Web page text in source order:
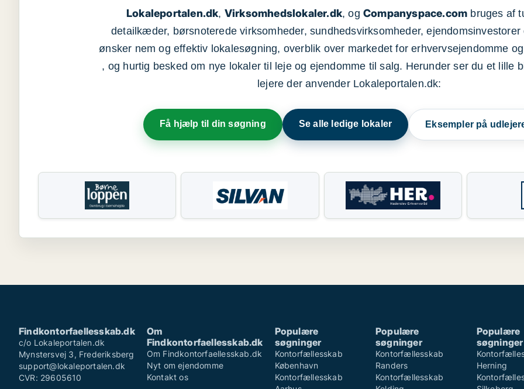
Lokaleportalen.dk, Virksomhedslokaler.dk, og Companyspace.com bruges af
detailkæder, børsnoterede virksomheder, sundhedsvirksomheder, ejendomsinvestorer
ønsker nem og effektiv lokalesøgning, overblik over markedet for erhvervsejendomme
, og hurtig besked om nye lokaler til leje og ejendomme til salg. Herunder ser du et lille
lejere der anvender Lokaleportalen.dk:
Få hjælp til din søgning Se alle ledige lokaler Eksempler på
Findkontorfaellesskab.dk
c/o Lokaleportalen.dk
Mynstersvej 3, Frederiksberg
support@lokaleportalen.dk
CVR: 29605610
Om
Findkontorfaellesskab.dk
Om Findkontorfaellesskab.dk
Nyt om ejendomme
Kontakt os
Populære
søgninger
Kontorfællesskab
København
Kontorfællesskab
Populære
søgninger
Kontorfællesskab
Randers
Kontorfællesskab
Populære
søgninger
Herning